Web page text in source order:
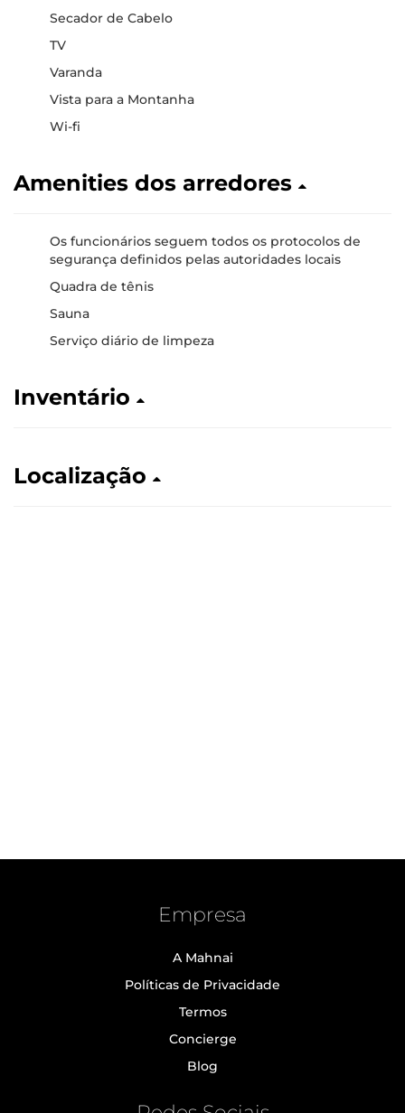
Secador de Cabelo
TV
Varanda
Vista para a Montanha
Wi-fi
Amenities dos arredores
Os funcionários seguem todos os protocolos de
segurança definidos pelas autoridades locais
Quadra de tênis
Sauna
Serviço diário de limpeza
Inventário
Localização
Empresa
A Mahnai
Políticas de Privacidade
Termos
Concierge
Blog